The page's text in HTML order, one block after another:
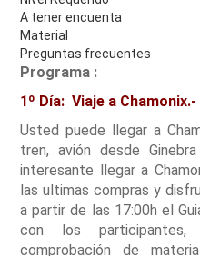
A tener encuenta
Material
Preguntas frecuentes
Programa :
1º Día: Viaje a Chamonix.-
Usted puede llegar a
tren, avión desde
interesante llegar a
las ultimas compras y
a partir de las 17:00h el
con los
comprobación de